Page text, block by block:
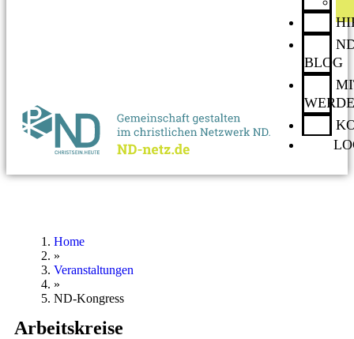
BLOG
Home
»
Veranstaltungen
»
ND-Kongress
Arbeitskreise